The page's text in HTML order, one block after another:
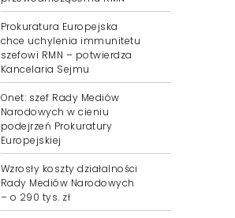
Prokuratura Europejska
chce uchylenia immunitetu
szefowi RMN – potwierdza
Kancelaria Sejmu
Onet: szef Rady Mediów
Narodowych w cieniu
podejrzeń Prokuratury
Europejskiej
Wzrosły koszty działalności
Rady Mediów Narodowych
– o 290 tys. zł